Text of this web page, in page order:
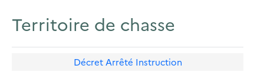
Territoire de chasse
Décret Arrêté Instruction